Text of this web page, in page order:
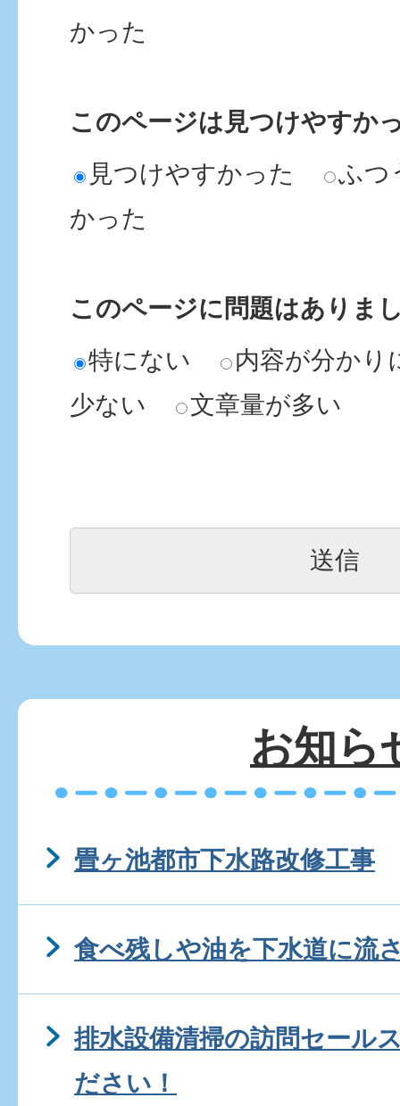
かった
このページは見つけやすか
見つけやすかった
ふつ
かった
このページに問題はありま
特にない
内容が分かり
少ない
文章量が多い
お知ら
畳ヶ池都市下水路改修工事
食べ残しや油を下水道に流
排水設備清掃の訪問セール
ださい！